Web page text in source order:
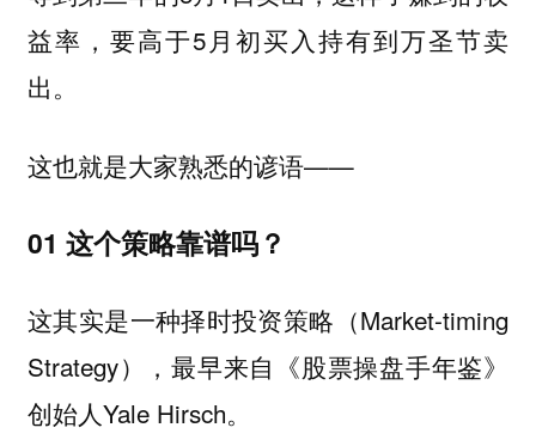
益率，要高于5月初买入持有到万圣节卖
出。
这也就是大家熟悉的谚语——
01 这个策略靠谱吗？
这其实是一种择时投资策略 （Market-timing
Strategy），最早来自《股票操盘手年鉴》
创始人Yale Hirsch。